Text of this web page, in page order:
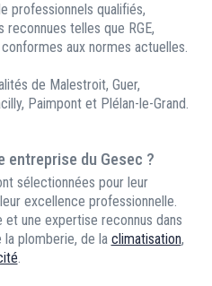
professionnels qualifiés,
telles que RGE,
aux normes actuelles.
de Malestroit, Guer,
Paimpont et Plélan-le-Grand.
entreprise du Gesec ?
sélectionnées pour leur
excellence professionnelle.
et une expertise reconnus dans
la plomberie, de la climatisation,
.